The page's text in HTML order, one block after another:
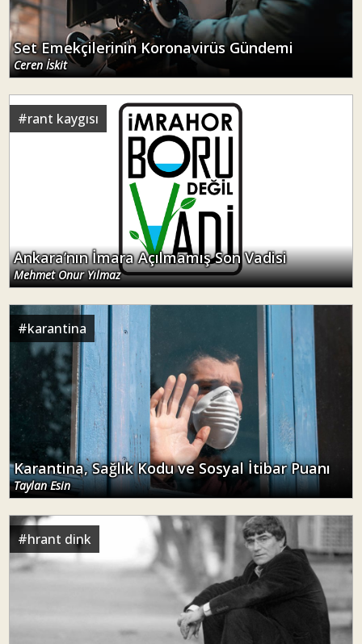
#rant kaygısı
Ankara’nın İmara Açılmamış Son Vadisi
#karantina
Karantina, Sağlık Kodu ve Sosyal İtibar Puanı
Taylan Esin
#hrant dink
Gelin Hrant Dink Olalım!*